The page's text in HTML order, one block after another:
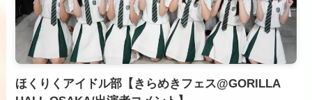
ほくりくアイドル部【きらめきフェス@GORILLA